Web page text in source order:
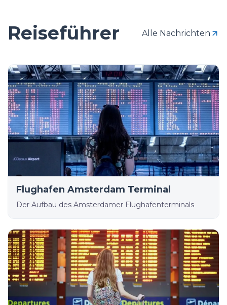
Reiseführer Alle Nachrichten
Flughafen Amsterdam Terminal
Der Aufbau des Amsterdamer Flughafenterminals